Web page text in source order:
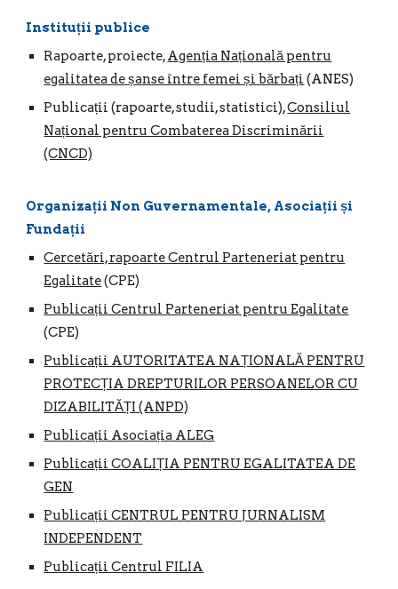
Instituții publice
Rapoarte, proiecte,Agenția Națională pentru
egalitatea de șanse între femei și bărbați (ANES)
Publicații (rapoarte, studii, statistici),Consiliul
Național pentru Combaterea Discriminării
(CNCD)
Organizații Non Guvernamentale, Asociații și
Fundații
Cercetări, rapoarte Centrul Parteneriat pentru
Egalitate(CPE)
Publicații Centrul Parteneriat pentru Egalitate
(CPE)
Publicații AUTORITATEA NAȚIONALĂ PENTRU
PROTECȚIA DREPTURILOR PERSOANELOR CU
DIZABILITĂȚI (ANPD)
Publicații Asociația ALEG
Publicații COALIȚIA PENTRU EGALITATEA DE
GEN
Publicații CENTRUL PENTRU JURNALISM
INDEPENDENT
Publicații Centrul FILIA